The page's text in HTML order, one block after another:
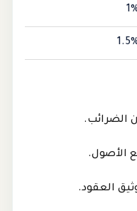
الضرائب.
الأصول.
العقود.